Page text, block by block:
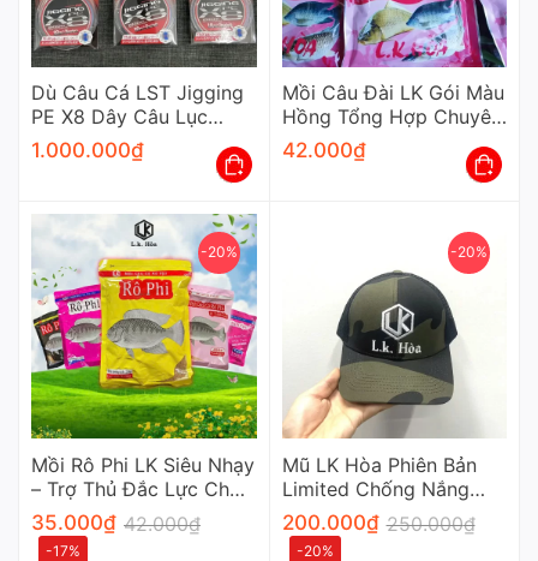
máy luôn mượt mà.
Dù Câu Cá LST Jigging
PE X8 Dây Câu Lục
Nhật Bản Siêu Mịn Cao
Cấp
1.000.000₫
Mồi Câu Đài LK Gói Màu
Hồng Tổng Hợp Chuyên
Câu Cá Rô Chép Trắm
42.000₫
-20%
Mồi Rô Phi LK Siêu Nhạy
– Trợ Thủ Đắc Lực Cho
Mọi Cần Thủ Chuyên
Nghiệp
35.000₫ 42.000₫
-17%
-20%
Mũ LK Hòa Phiên Bản
Limited Chống Nắng
Cao Cấp Cho Cần Thủ
200.000₫ 250.000₫
-20%